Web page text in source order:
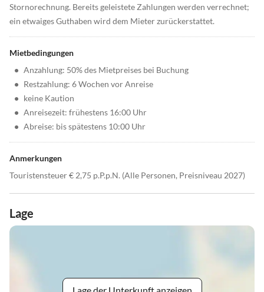
Stornorechnung. Bereits geleistete Zahlungen werden verrechnet;
ein etwaiges Guthaben wird dem Mieter zurückerstattet.
Mietbedingungen
• Anzahlung: 50% des Mietpreises bei Buchung
• Restzahlung: 6 Wochen vor Anreise
• keine Kaution
• Anreisezeit: frühestens 16:00 Uhr
• Abreise: bis spätestens 10:00 Uhr
Anmerkungen
Touristensteuer € 2,75 p.P.p.N. (Alle Personen, Preisniveau 2027)
Lage